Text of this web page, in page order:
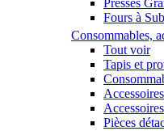
Presses
Fours à
Consommables,
Tout voir
Tapis et
Pièces